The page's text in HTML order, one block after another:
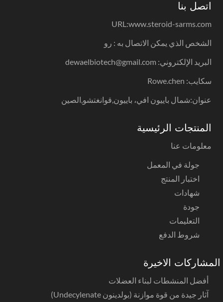
اتصل بنا
URL:www.steroid-sarms.com
الشخص الذي يمكن الاتصال به : رو
البريد الإلكتروني: dewaelbiotech@gmail.com
سكايب: Rowe.chen
عنوان:شمال باييون افي، باييون,قوانغتشو,الصين
المنتجات الرئيسية
معلومات عنا
جولة في المعمل
اختبار المنتج
شهادات
جودة
التعليمات
شروط الدفع
الاخيرة
أفضل المنشطات لبناء العضلات
آثار جيدة من قوة موازنة (بولدينون Undecylenate)